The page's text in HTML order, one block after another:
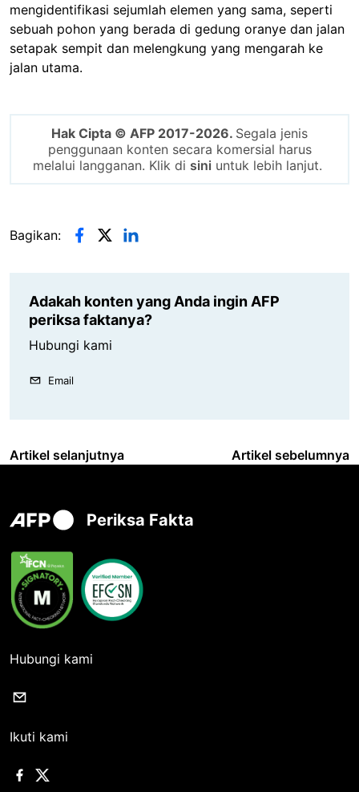
mengidentifikasi sejumlah elemen yang sama, seperti
sebuah pohon yang berada di gedung oranye dan jalan
setapak sempit dan melengkung yang mengarah ke
jalan utama.
Hak Cipta © AFP 2017-2026. Segala jenis
penggunaan konten secara komersial harus
melalui langganan. Klik di sini untuk lebih lanjut.
Bagikan:
Adakah konten yang Anda ingin AFP
periksa faktanya?
Hubungi kami
Email
Artikel selanjutnya Artikel sebelumnya
Periksa Fakta
Hubungi kami
Ikuti kami